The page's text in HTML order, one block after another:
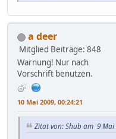
a deer
Mitglied Beiträge: 848
Warnung! Nur nach
Vorschrift benutzen.
10 Mai 2009, 00:24:21
Zitat von: Shub am 9 Mai